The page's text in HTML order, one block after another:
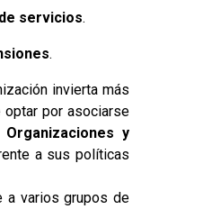
servicios.
.
invierta más
optar por asociarse
Organizaciones y
a sus políticas
a varios grupos de